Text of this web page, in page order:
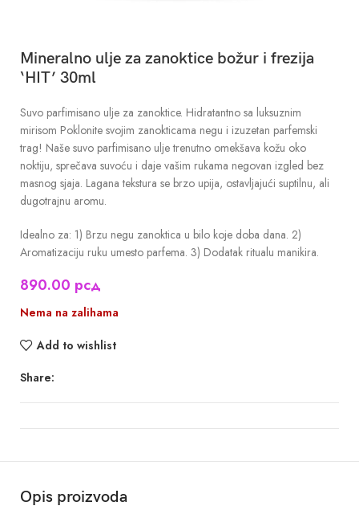
Mineralno ulje za zanoktice božur i frezija
‘HIT’ 30ml
Suvo parfimisano ulje za zanoktice. Hidratantno sa luksuznim
mirisom Poklonite svojim zanokticama negu i izuzetan parfemski
trag! Naše suvo parfimisano ulje trenutno omekšava kožu oko
noktiju, sprečava suvoću i daje vašim rukama negovan izgled bez
masnog sjaja. Lagana tekstura se brzo upija, ostavljajući suptilnu, ali
dugotrajnu aromu.
Idealno za: 1) Brzu negu zanoktica u bilo koje doba dana. 2)
Aromatizaciju ruku umesto parfema. 3) Dodatak ritualu manikira.
890.00 рсд
Nema na zalihama
Add to wishlist
Share:
Opis proizvoda